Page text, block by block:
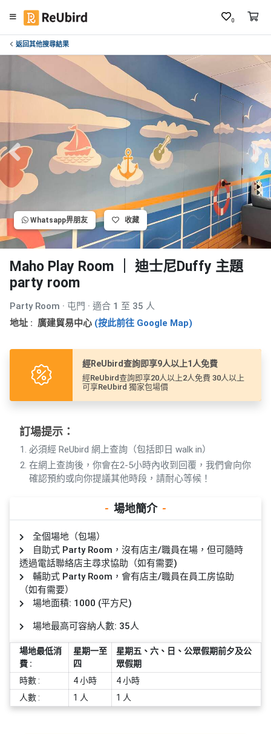
0
返回其他搜尋結果
繁
N
入
冊
服
務
及
產
品
分
類
t
R
o
o
會
美
食
特
色
蛋
花
束
及
花
藝
型
搞
P
y
朋
友
聚
會
祝
生
日
拍
拖
動
攻
略
員
需
知
軟
夾
Whatsapp畀朋友 收藏
Maho Play Room ｜ 迪士尼Duffy 主題
party room
Party Room · 屯門 · 適合 1 至 35 人
地址 : 廣建貿易中心 (按此前往 Google Map)
經ReUbird查詢即享9人以上1人免費
經ReUbird查詢即享20人以上2人免費 30人以上
可享ReUbird 獨家包場價
訂場提示：
必須經 ReUbird 網上查詢（包括即日 walk in）
在網上查詢後，你會在2-5小時內收到回覆，我們會向你
確認預約或向你提議其他時段，請耐心等候！
- 場地簡介 -
全個場地（包場）
自助式 Party Room，沒有店主/職員在場，但可隨時
透過電話聯絡店主尋求協助（如有需要)
輔助式 Party Room，會有店主/職員在員工房協助
（如有需要）
場地面積: 1000 (平方尺)
場地最高可容納人數: 35人
場地最低消
費 :
星期一至
四
星期五、六、日、公眾假期前夕及公
眾假期
時數 :
4 小時
4 小時
人數 :
1 人 1 人